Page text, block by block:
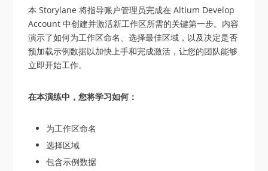
本 Storylane 将指导账户管理员完成在 Altium Develop
Account 中创建并激活新工作区所需的关键第一步。内容
演示了如何为工作区命名、选择最佳区域，以及决定是否
预加载示例数据以加快上手和完成激活，让您的团队能够
立即开始工作。
在本演练中，您将学习如何：
为工作区命名
选择区域
包含示例数据